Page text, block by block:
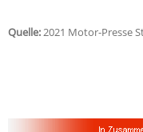
Quelle:2021 Motor-Presse